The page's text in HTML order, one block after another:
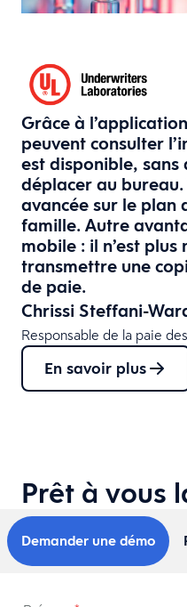
Grâce à
peuvent consulter
est disponible, sans
déplacer au
avancée sur le plan
famille. Autre
mobile : il n’est plus
transmettre une
de paie.
Chrissi Steffani-
Responsable de la paie
En savoir plus
Prêt à vous
Demander une démo